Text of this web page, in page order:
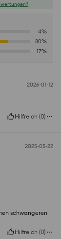
4%
80%
17%
2026-01-12
Hilfreich (0)
2025-05-22
schwangeren
Hilfreich (0)